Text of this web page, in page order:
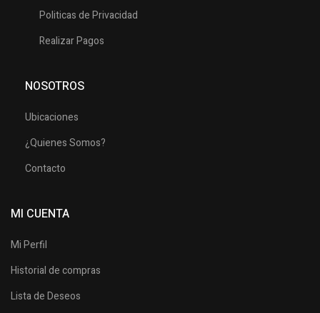
Politicas de Privacidad
Realizar Pagos
NOSOTROS
Ubicaciones
¿Quienes Somos?
Contacto
MI CUENTA
Mi Perfil
Historial de compras
Lista de Deseos